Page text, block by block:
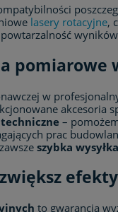
lasery rotacyjne,
pomiarowe
w
akcesoria
–
prac
szybka wysyłka
to gwarancja